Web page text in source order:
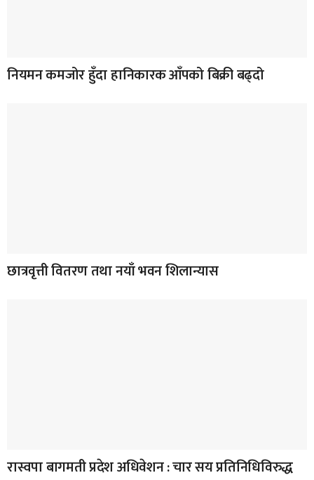
नियमन कमजोर हुँदा हानिकारक आँपको बिक्री बढ्दो
छात्रवृत्ती वितरण तथा नयाँ भवन शिलान्यास
रास्वपा बागमती प्रदेश अधिवेशन : चार सय प्रतिनिधिविरुद्ध